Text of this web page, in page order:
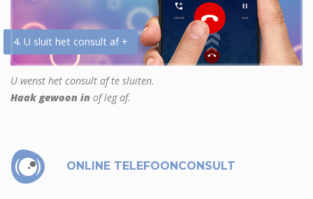
4. U sluit het consult af +
U wenst het consult af te sluiten.
Haak gewoon in of leg af.
ONLINE TELEFOONCONSULT